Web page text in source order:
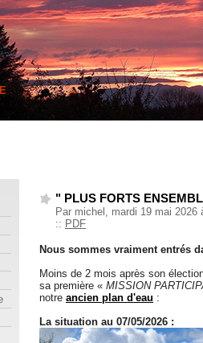
" PLUS FORTS
Par michel, mardi 19 mai 2026
:: PDF
Nous sommes vraiment entrés
Moins de 2 mois après son
sa première « MISSION
notre ancien plan d'eau :
La situation au 07/05/2026 :